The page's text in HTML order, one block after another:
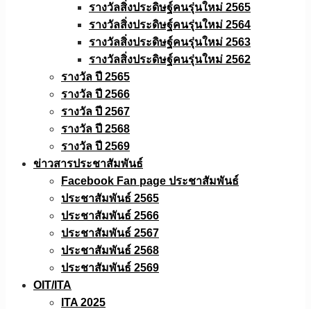
รางวัลสิ่งประดิษฐ์คนรุ่นใหม่ 2565
รางวัลสิ่งประดิษฐ์คนรุ่นใหม่ 2564
รางวัลสิ่งประดิษฐ์คนรุ่นใหม่ 2563
รางวัลสิ่งประดิษฐ์คนรุ่นใหม่ 2562
รางวัล ปี 2565
รางวัล ปี 2566
รางวัล ปี 2567
รางวัล ปี 2568
รางวัล ปี 2569
ข่าวสารประชาสัมพันธ์
Facebook Fan page ประชาสัมพันธ์
ประชาสัมพันธ์ 2565
ประชาสัมพันธ์ 2566
ประชาสัมพันธ์ 2567
ประชาสัมพันธ์ 2568
ประชาสัมพันธ์ 2569
OIT/ITA
ITA 2025